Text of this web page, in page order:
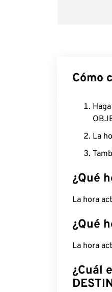
Cómo
La
¿Qué
La hora
¿Qué
La hora
¿Cuál